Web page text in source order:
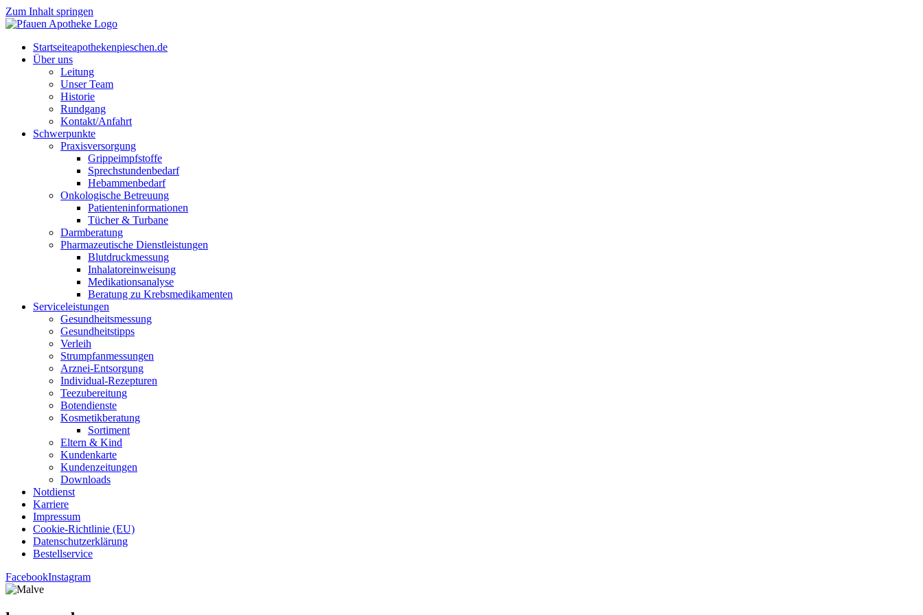
Zum Inhalt springen
Start­sei­teapothekenpieschen.de
Über uns
Lei­tung
Unser Team
His­to­rie
Rund­gang
Kontakt/Anfahrt
Schwer­punk­te
Pra­xis­ver­sor­gung
Grip­pe­impf­stof­fe
Sprech­stun­den­be­darf
Heb­am­men­be­darf
Onko­lo­gi­sche Betreuung
Pati­en­ten­in­for­ma­tio­nen
Tücher & Turbane
Darm­be­ra­tung
Phar­ma­zeu­ti­sche Dienstleistungen
Blut­druck­mes­sung
Inha­la­tor­ein­wei­sung
Medi­ka­ti­ons­ana­ly­se
Bera­tung zu Krebsmedikamenten
Ser­vice­leis­tun­gen
Gesund­heits­mes­sung
Gesund­heits­tipps
Ver­leih
Strumpfan­mes­sun­gen
Arz­n­ei-Ent­­sor­­gung
Indi­­vi­­du­al-Rezep­­tu­­ren
Tee­zu­be­rei­tung
Boten­diens­te
Kos­me­tik­be­ra­tung
Sor­ti­ment
Eltern & Kind
Kun­den­kar­te
Kun­den­zei­tun­gen
Down­loads
Not­dienst
Kar­rie­re
Impres­sum
Coo­kie-Rich­t­­li­­nie (EU)
Datenschutz­erklärung
Bestell­ser­vice
FacebookInstagram